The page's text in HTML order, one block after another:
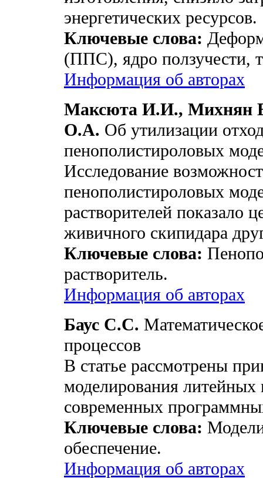
энергетических ресурсов.
Ключевые слова:
(ППС), ядро ползучести,
Информация об авторах
Максюта И.И., Михнян
О.А. Об утилизации
пенополистироловых
Исследование
пенополистироловых
растворителей показало
живичного скипидара
Ключевые слова:
растворитель.
Информация об авторах
Баус С.С.
процессов
В статье рассмотрены
моделирования литейных
современных
Ключевые слова:
обеспечение.
Информация об авторах